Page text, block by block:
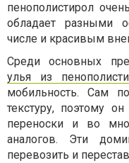
пенополистирол
обладает разными
числе и красивым
Среди основных
улья из
мобильность. Сам
текстуру, поэтому
переноски и во
аналогов. Эти
перевозить и